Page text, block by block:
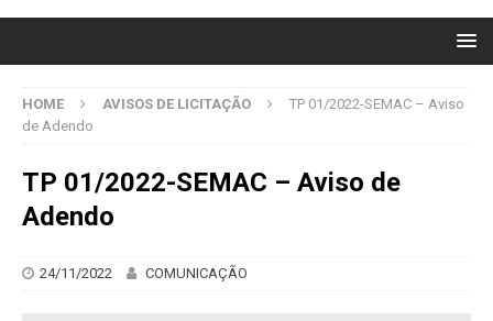
HOME AVISOS DE LICITAÇÃO
TP 01/2022-SEMAC – Aviso
de Adendo
TP 01/2022-SEMAC – Aviso de
Adendo
24/11/2022 COMUNICAÇÃO